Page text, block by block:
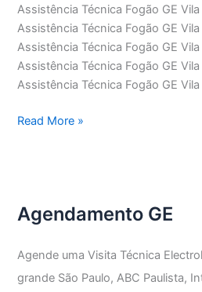
Assistência Técnica Fogão GE
Assistência Técnica Fogão GE
Assistência Técnica Fogão GE
Assistência Técnica Fogão GE Vila
Assistência Técnica Fogão GE Vila
Assistência
Read More »
Agendamento GE
Agende uma Visita Técnica
grande São Paulo, ABC Paulista,